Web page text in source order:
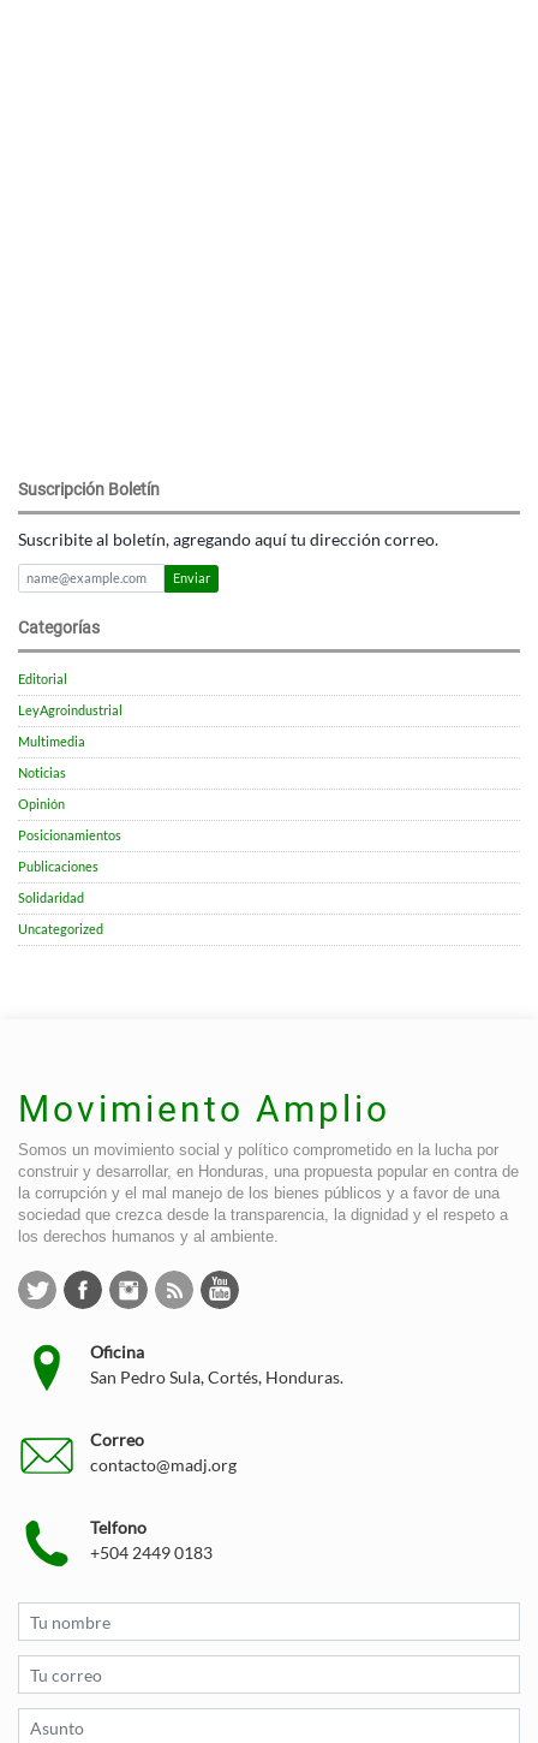
Suscripción Boletín
Suscribite al boletín, agregando aquí tu dirección correo.
Enviar
Categorías
Editorial
LeyAgroindustrial
Multimedia
Noticias
Opinión
Posicionamientos
Publicaciones
Solidaridad
Uncategorized
Movimiento Amplio
Somos un movimiento social y político comprometido en la lucha por
construir y desarrollar, en Honduras, una propuesta popular en contra de
la corrupción y el mal manejo de los bienes públicos y a favor de una
sociedad que crezca desde la transparencia, la dignidad y el respeto a
los derechos humanos y al ambiente.
Oficina
San Pedro Sula, Cortés, Honduras.
Correo
contacto@madj.org
Telfono
+504 2449 0183